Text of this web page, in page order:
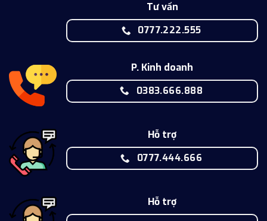
Tư vấn
0777.222.555
P. Kinh doanh
0383.666.888
Hỗ trợ
0777.444.666
Hỗ trợ